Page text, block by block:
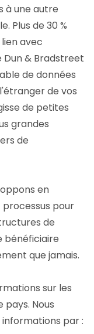
à une autre
Plus de 30 %
lien avec
Dun & Bradstreet
de données
de vos
de petites
grandes
de
en
pour
de
bénéficiaire
que jamais.
sur les
Nous
informations par :